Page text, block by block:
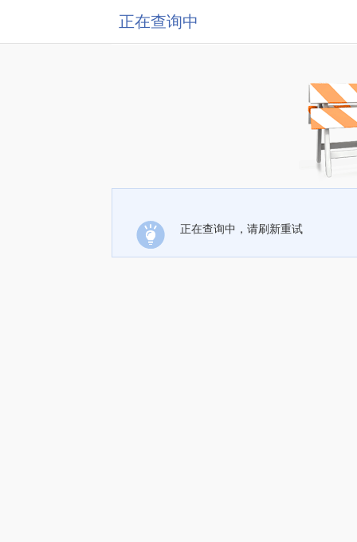
正在查询中
正在查询中，请刷新重试